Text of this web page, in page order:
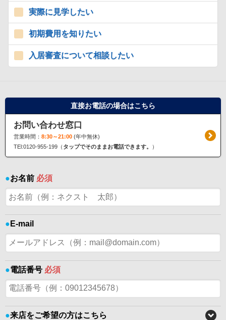
実際に見学したい
初期費用を知りたい
入居審査について相談したい
直接お電話の場合はこちら
お問い合わせ窓口
営業時間： 8:30～21:00(年中無休)
TEl:0120-955-199（ タップでそのままお電話できます。 ）
●お名前 必須
● E-mail
●電話番号 必須
●来店をご希望の方はこちら